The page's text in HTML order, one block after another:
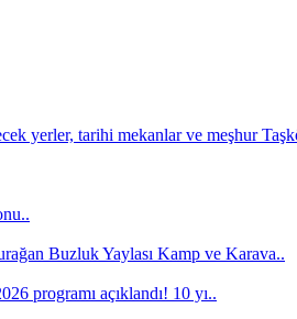
yerler, tarihi mekanlar ve meşhur
Buzluk Yaylası Kamp ve Karava..
programı açıklandı! 10 yı..